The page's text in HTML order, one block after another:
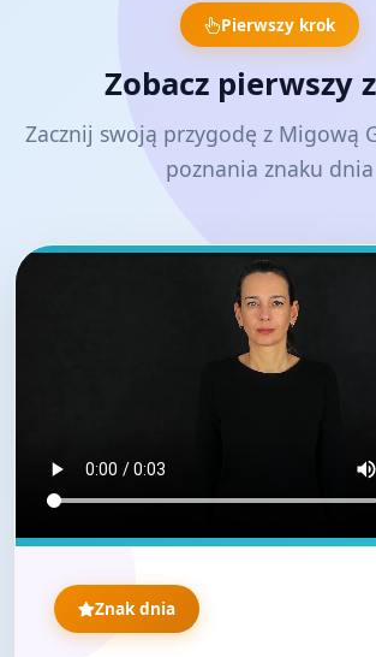
Pierwszy krok
Zobacz pierwszy
Zacznij swoją przygodę z Migową
poznania znaku dnia
Znak dnia